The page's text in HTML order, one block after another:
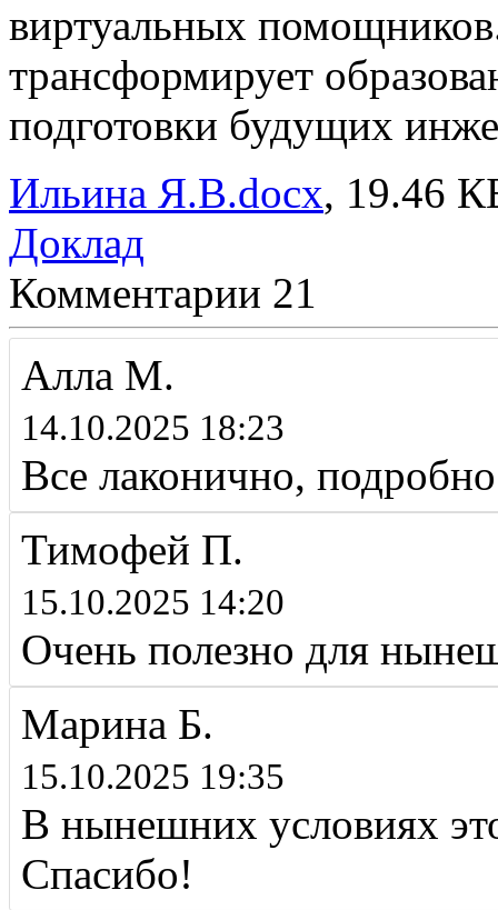
виртуальных
трансформирует
подготовки будущих
Ильина Я.В.docx, 19.46
Доклад
Комментарии 21
Алла М.
14.10.2025 18:23
Все лаконично,
Тимофей П.
15.10.2025 14:20
Очень полезно для
Марина Б.
15.10.2025 19:35
В нынешних условиях
Спасибо!